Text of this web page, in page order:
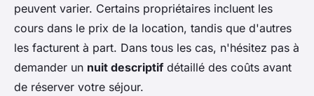
peuvent varier. Certains propriétaires incluent les
cours dans le prix de la location, tandis que d'autres
les facturent à part. Dans tous les cas, n'hésitez pas à
demander un nuit descriptif détaillé des coûts avant
de réserver votre séjour.